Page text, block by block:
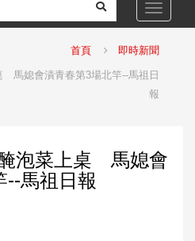
Toggle
首頁 即時新聞
馬媳會漬青春第3場北竿--馬祖日
報
泡菜上桌 馬媳會
--馬祖日報